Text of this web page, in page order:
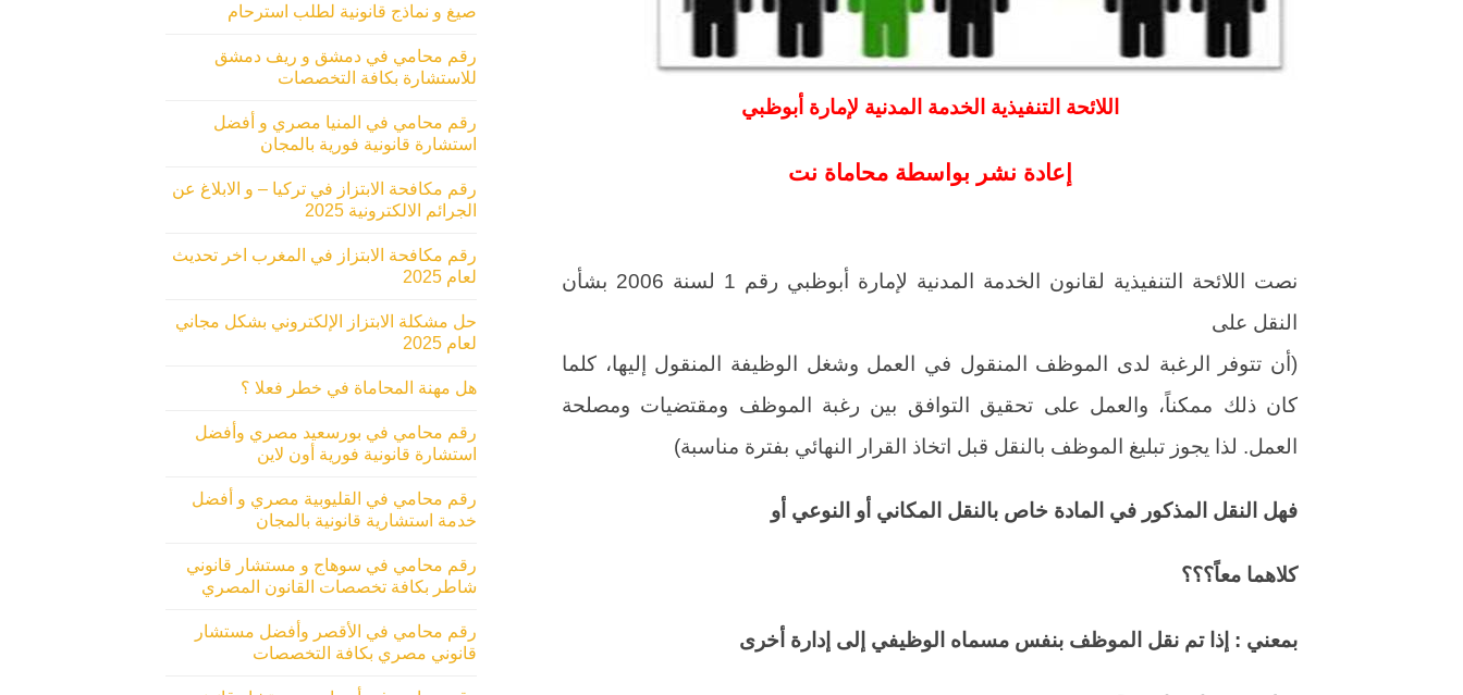
اللائحة التنفيذية الخدمة المدنية لإمارة أبوظبي
إعادة نشر بواسطة محاماة نت
نصت اللائحة التنفيذية لقانون الخدمة المدنية لإمارة أبوظبي رقم 1 لسنة 2006 بشأن
النقل على
(أن تتوفر الرغبة لدى الموظف المنقول في العمل وشغل الوظيفة المنقول إليها، كلما
كان ذلك ممكناً، والعمل على تحقيق التوافق بين رغبة الموظف ومقتضيات ومصلحة
العمل. لذا يجوز تبليغ الموظف بالنقل قبل اتخاذ القرار النهائي بفترة مناسبة)
فهل النقل المذكور في المادة خاص بالنقل المكاني أو النوعي أو
كلاهما معاً؟؟؟
بمعني : إذا تم نقل الموظف بنفس مسماه الوظيفي إلى إدارة أخرى
صيغ و نماذج قانونية لطلب استرحام
رقم محامي في دمشق و ريف دمشق
للاستشارة بكافة التخصصات
رقم محامي في المنيا مصري و أفضل
استشارة قانونية فورية بالمجان
رقم مكافحة الابتزاز في تركيا – و الابلاغ عن
الجرائم الالكترونية 2025
رقم مكافحة الابتزاز في المغرب اخر تحديث
لعام 2025
حل مشكلة الابتزاز الإلكتروني بشكل مجاني
لعام 2025
هل مهنة المحاماة في خطر فعلا ؟
رقم محامي في بورسعيد مصري وأفضل
استشارة قانونية فورية أون لاين
رقم محامي في القليوبية مصري و أفضل
خدمة استشارية قانونية بالمجان
رقم محامي في سوهاج و مستشار قانوني
شاطر بكافة تخصصات القانون المصري
رقم محامي في الأقصر وأفضل مستشار
قانوني مصري بكافة التخصصات